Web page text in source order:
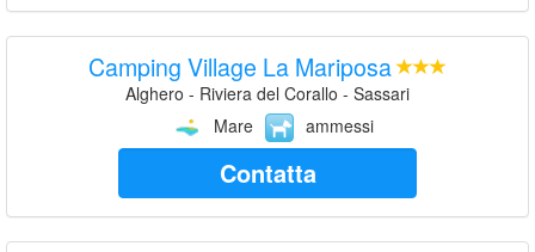
Camping Village La Mariposa
Alghero - Riviera del Corallo - Sassari
Mare
ammessi
Contatta